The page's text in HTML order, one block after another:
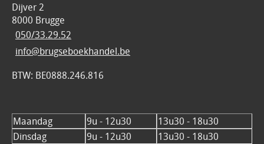
Dijver 2
8000 Brugge
050/33.29.52
info@brugseboekhandel.be
BTW: BE0888.246.816
Maandag 9u - 12u30
13u30 - 18u30
Dinsdag
9u - 12u30
13u30 - 18u30